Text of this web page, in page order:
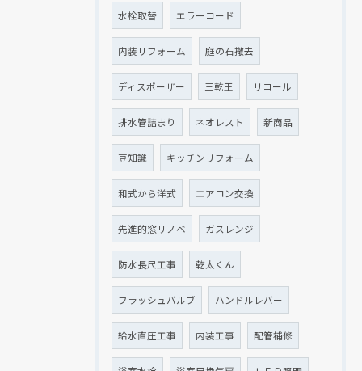
水栓取替 エラーコード
内装リフォーム 庭の石撤去
ディスポーザー 三乾王 リコール
排水管詰まり ネオレスト 新商品
豆知識 キッチンリフォーム
和式から洋式 エアコン交換
先進的窓リノベ ガスレンジ
防水長尺工事 乾太くん
フラッシュバルブ ハンドルレバー
給水直圧工事 内装工事 配管補修